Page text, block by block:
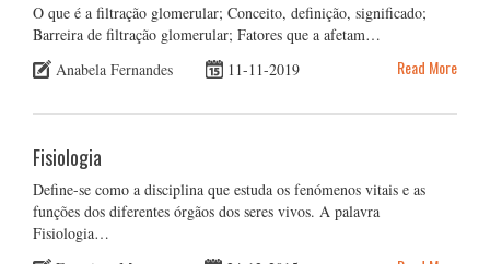
O que é a filtração glomerular; Conceito, definição, significado;
Barreira de filtração glomerular; Fatores que a afetam…
Anabela Fernandes
11-11-2019 Read More
Fisiologia
Define-se como a disciplina que estuda os fenómenos vitais e as
funções dos diferentes órgãos dos seres vivos. A palavra
Fisiologia…